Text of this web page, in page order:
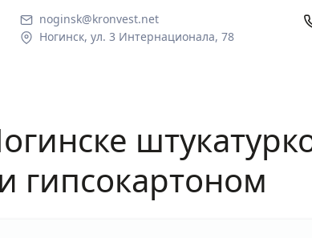
noginsk@kronvest.net
Ногинск, ул. 3 Интернационала, 78
гипсокартоном